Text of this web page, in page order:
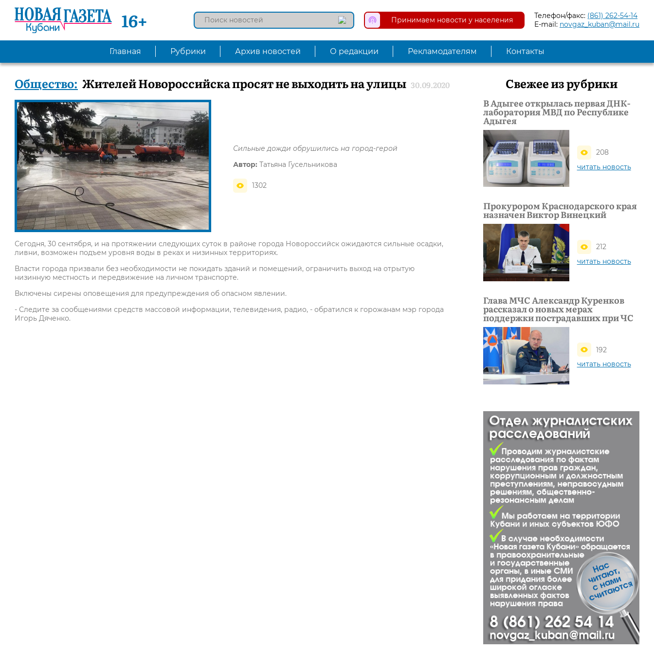
16+ Принимаем новости у населения Телефон/факс: (861) 262-54-14
E-mail: novgaz_kuban@mail.ru
Главная Рубрики Архив новостей О редакции Рекламодателям Контакты
Общество: Жителей Новороссийска просят не выходить на улицы 30.09.2020
Сильные дожди обрушились на город-герой
Автор: Татьяна Гусельникова
1302
Сегодня, 30 сентября, и на протяжении следующих суток в районе города Новороссийск ожидаются сильные осадки,
ливни, возможен подъем уровня воды в реках и низинных территориях.
Власти города призвали без необходимости не покидать зданий и помещений, ограничить выход на отрытую
низинную местность и передвижение на личном транспорте.
Включены сирены оповещения для предупреждения об опасном явлении.
- Следите за сообщениями средств массовой информации, телевидения, радио, - обратился к горожанам мэр города
Игорь Дяченко.
Свежее из рубрики
В Адыгее открылась первая ДНК-
лаборатория МВД по Республике
Адыгея
208
читать новость
Прокурором Краснодарского края
назначен Виктор Винецкий
212
читать новость
Глава МЧС Александр Куренков
рассказал о новых мерах
поддержки пострадавших при ЧС
192
читать новость